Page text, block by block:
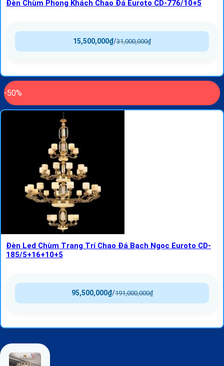
Đèn Chùm Phong Khách Chao Đá Euroto CD-776/10+5
31,000,000₫
/
15,500,000₫
-50%
Đèn Led Chùm Trang Trí Chao Đá Bạch Ngọc Euroto CD-
185/5+16+10+5
191,000,000₫
/
95,500,000₫